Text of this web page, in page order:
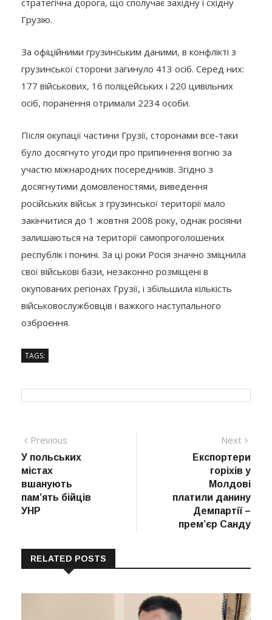
Грузію.
За офіційними грузинським даними, в конфлікті з
грузинської сторони загинуло 413 осіб. Серед них:
177 військових, 16 поліцейських і 220 цивільних
осіб, поранення отримали 2234 особи.
Після окупації частини Грузії, сторонами все-таки
було досягнуто угоди про припинення вогню за
участю міжнародних посередників. Згідно з
досягнутими домовленостями, виведення
російських військ з грузинської території мало
закінчитися до 1 жовтня 2008 року, однак росіяни
залишаються на території самопроголошених
республік і понині. За ці роки Росія значно зміцнила
свої військові бази, незаконно розміщені в
окупованих регіонах Грузії, і збільшила кількість
військовослужбовців і важкого наступального
озброєння.
TAGS:
Навігація
записів
Previous
post:
У польських
містах
вшанують
пам’ять бійців
УНР
Next
Експортери
горіхів у
Молдові
платили данину
Демпартії –
прем’єр Санду
RELATED POSTS